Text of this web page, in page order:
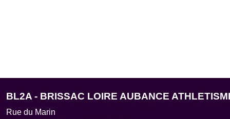
BL2A - BRISSAC LOIRE AUBANCE
Rue du Marin